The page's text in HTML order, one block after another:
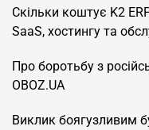
Скільки коштує K2
SaaS, хостингу та
Про боротьбу з
OBOZ.UA
Виклик боягузливим